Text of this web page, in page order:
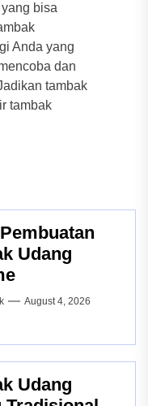
bisa
Anda yang
dan
tambak
tambak
Udang
August 4, 2026
Udang